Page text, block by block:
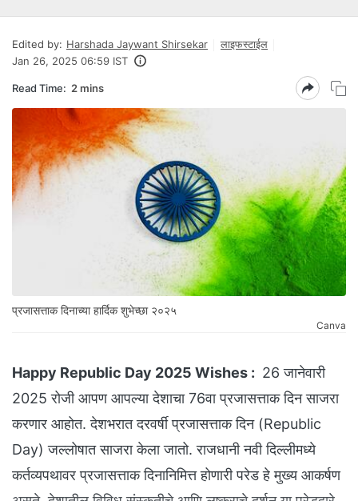
Edited by: Harshada Jaywant Shirsekar
लाइफस्टाईल
Jan 26, 2025 06:59 IST
Read Time: 2 mins
प्रजासत्ताक दिनाच्या हार्दिक शुभेच्छा २०२५
Canva
Happy Republic Day 2025 Wishes : 26 जानेवारी
2025 रोजी आपण आपल्या देशाचा 76वा प्रजासत्ताक दिन साजरा
करणार आहोत. देशभरात दरवर्षी प्रजासत्ताक दिन (Republic
Day) जल्लोषात साजरा केला जातो. राजधानी नवी दिल्लीमध्ये
कर्तव्यपथावर प्रजासत्ताक दिनानिमित्त होणारी परेड हे मुख्य आकर्षण